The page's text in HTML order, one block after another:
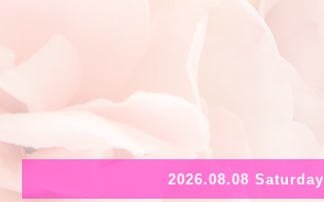
2026.08.08 Saturday